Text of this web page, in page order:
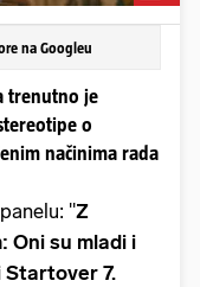
na Googleu
trenutno je
o
načinima rada
"Z
Oni su mladi i
Startover 7.